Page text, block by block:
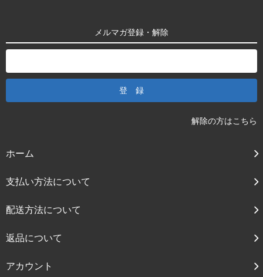
メルマガ登録・解除
解除の方はこちら
ホーム
支払い方法について
配送方法について
返品について
アカウント